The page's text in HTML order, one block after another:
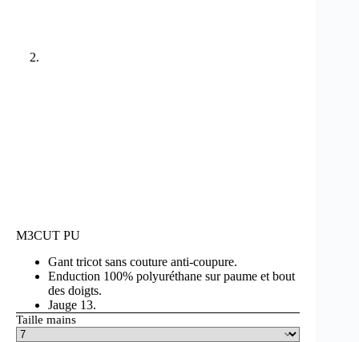
M3CUT PU
Gant tricot sans couture anti-coupure.
Enduction 100% polyuréthane sur paume et bout
des doigts.
Jauge 13.
Taille mains